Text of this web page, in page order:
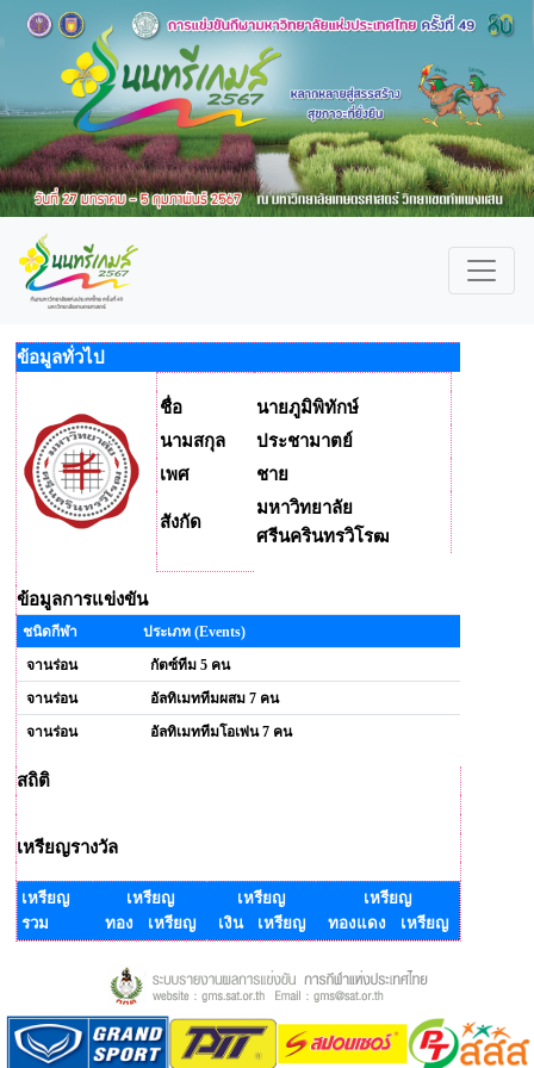
ข้อมูลทั่วไป
ชื่อ
นายภูมิพิทักษ์
นามสกุล
ประชามาตย์
เพศ
ชาย
สังกัด
มหาวิทยาลัย
ศรีนครินทรวิโรฒ
ข้อมูลการแข่งขัน
ชนิดกีฬา
ประเภท (Events)
จานร่อน
กัตซ์ทีม 5 คน
จานร่อน
อัลทิเมททีมผสม 7 คน
จานร่อน
อัลทิเมททีมโอเพ่น 7 คน
สถิติ
เหรียญรางวัล
เหรียญ
รวม
เหรียญ
ทอง เหรียญ
เหรียญ
เงิน เหรียญ
เหรียญ
ทองแดง เหรียญ